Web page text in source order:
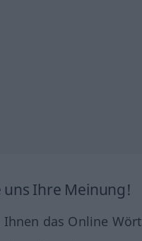
uns Ihre Meinung!
das Online